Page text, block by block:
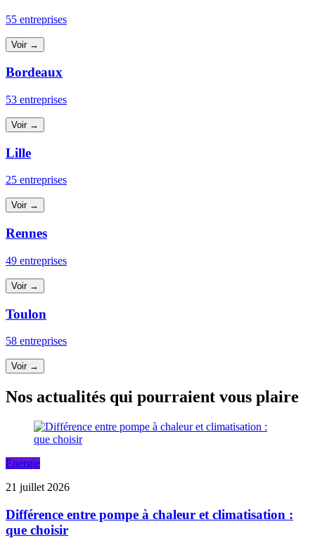
55 entreprises
Voir →
Bordeaux
53 entreprises
Voir →
Lille
25 entreprises
Voir →
Rennes
49 entreprises
Voir →
Toulon
58 entreprises
Voir →
Nos actualités qui pourraient vous plaire
Energie
21 juillet 2026
Différence entre pompe à chaleur et climatisation :
que choisir